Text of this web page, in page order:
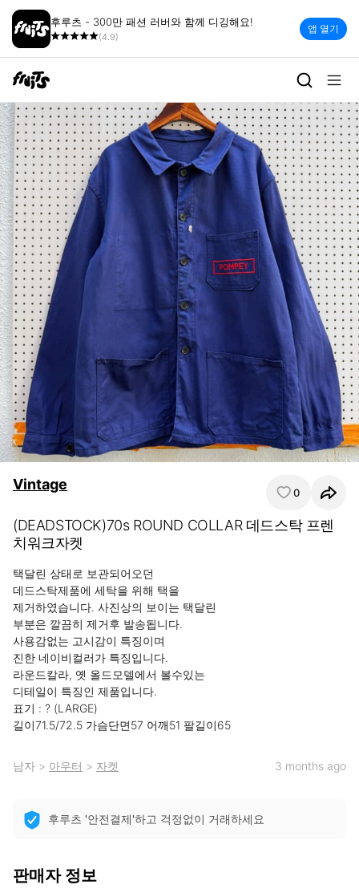
후루츠 - 300만 패션 러버와 함께 디깅해요!
(4.9)
앱 열기
Vintage 0
(DEADSTOCK)70s ROUND COLLAR 데드스탁 프렌
치워크자켓
택달린 상태로 보관되어오던
데드스탁제품에 세탁을 위해 택을
제거하였습니다. 사진상의 보이는 택달린
부분은 깔끔히 제거후 발송됩니다.
사용감없는 고시감이 특징이며
진한 네이비컬러가 특징입니다.
라운드칼라, 옛 올드모델에서 볼수있는
디테일이 특징인 제품입니다.
표기 : ? (LARGE)
길이71.5/72.5 가슴단면57 어깨51 팔길이65
남자 > 아우터 > 자켓 3 months ago
후루츠 '안전결제'하고 걱정없이 거래하세요
판매자 정보